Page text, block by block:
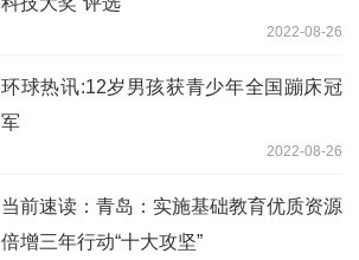
2022-08-26
环球热讯:12岁男孩获青少年全国蹦床冠
军
2022-08-26
当前速读：青岛：实施基础教育优质资源
倍增三年行动“十大攻坚”